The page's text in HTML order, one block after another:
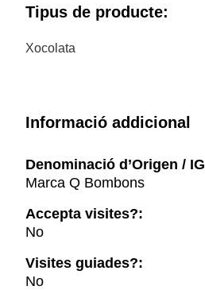
Tipus de producte:
Xocolata
Informació addicional
Denominació d’Origen /
Marca Q Bombons
Accepta visites?:
No
Visites guiades?:
No